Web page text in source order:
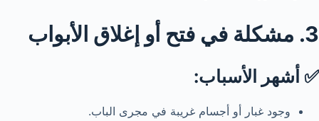
3. مشكلة في فتح أو إغلاق الأبواب
✅ أشهر الأسباب:
وجود غبار أو أجسام غريبة في مجرى الباب.